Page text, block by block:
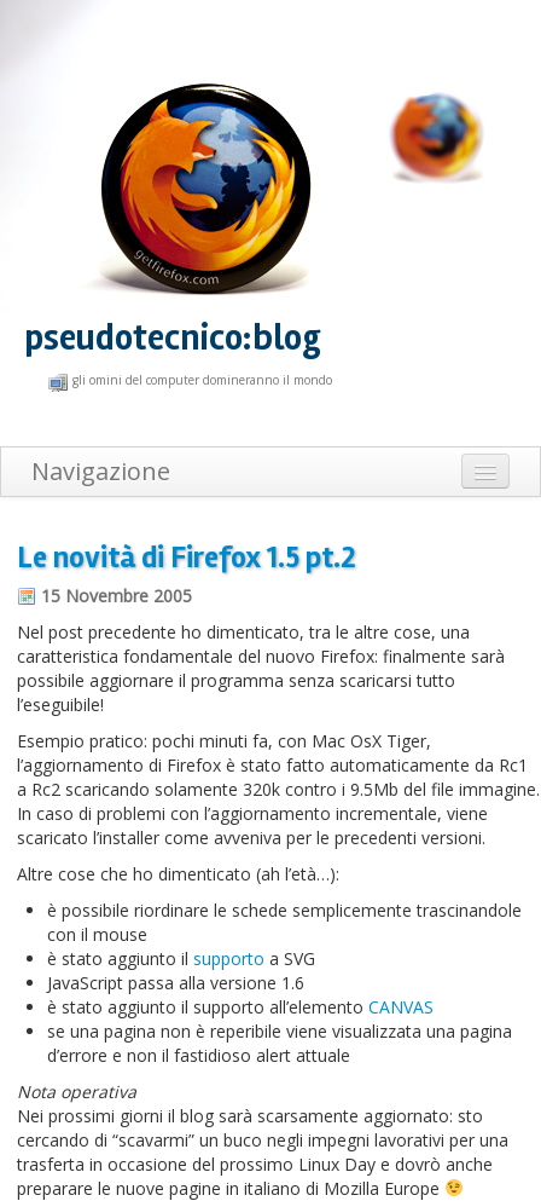
pseudotecnico:blog
gli omini del computer domineranno il mondo
Navigazione
Informazioni sul blog
Varie
Cookie
Le novità di Firefox 1.5 pt.2
15 Novembre 2005
Nel post precedente ho dimenticato, tra le altre cose, una
caratteristica fondamentale del nuovo Firefox: finalmente sarà
possibile aggiornare il programma senza scaricarsi tutto
l’eseguibile!
Esempio pratico: pochi minuti fa, con Mac OsX Tiger,
l’aggiornamento di Firefox è stato fatto automaticamente da Rc1
a Rc2 scaricando solamente 320k contro i 9.5Mb del file immagine.
In caso di problemi con l’aggiornamento incrementale, viene
scaricato l’installer come avveniva per le precedenti versioni.
Altre cose che ho dimenticato (ah l’età…):
è possibile riordinare le schede semplicemente trascinandole
con il mouse
è stato aggiunto il supporto a SVG
JavaScript passa alla versione 1.6
è stato aggiunto il supporto all’elemento CANVAS
se una pagina non è reperibile viene visualizzata una pagina
d’errore e non il fastidioso alert attuale
Nota operativa
Nei prossimi giorni il blog sarà scarsamente aggiornato: sto
cercando di “scavarmi” un buco negli impegni lavorativi per una
trasferta in occasione del prossimo Linux Day e dovrò anche
preparare le nuove pagine in italiano di Mozilla Europe